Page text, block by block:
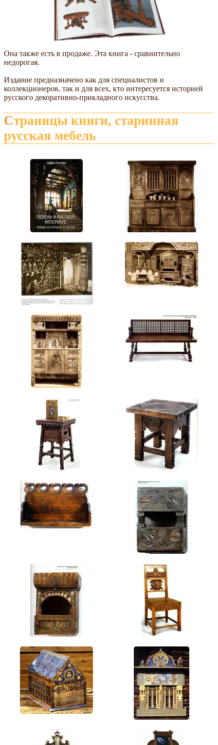
Она также есть в продаже. Эта книга - сравнительно
недорогая.
Издание предназначено как для специалистов и
коллекционеров, так и для всех, кто интересуется историей
русского декоративно-прикладного искусства.
Страницы книги, старинная
русская мебель